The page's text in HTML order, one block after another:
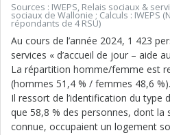
Sources : IWEPS, Relais sociaux &
sociaux de Wallonie ; Calculs : IWEPS
répondants de 4 RSU)
Au cours de l’année 2024, 1 423
services « d’accueil de jour – aide
La répartition homme/femme est
(hommes 51,4 % / femmes 48,6 %).
Il ressort de l’identification du
que 58,8 % des personnes, dont
connue, occupaient un logement